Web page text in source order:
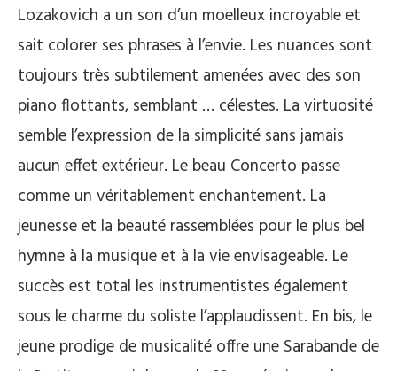
Lozakovich a un son d’un moelleux incroyable et
sait colorer ses phrases à l’envie. Les nuances sont
toujours très subtilement amenées avec des son
piano flottants, semblant … célestes. La virtuosité
semble l’expression de la simplicité sans jamais
aucun effet extérieur. Le beau Concerto passe
comme un véritablement enchantement. La
jeunesse et la beauté rassemblées pour le plus bel
hymne à la musique et à la vie envisageable. Le
succès est total les instrumentistes également
sous le charme du soliste l’applaudissent. En bis, le
jeune prodige de musicalité offre une Sarabande de